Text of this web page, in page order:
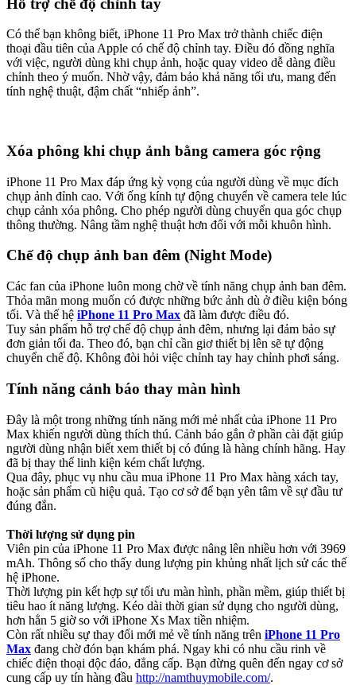
Có thể bạn không biết, iPhone 11 Pro Max trở thành chiếc điện
thoại đầu tiên của Apple có chế độ chỉnh tay. Điều đó đồng nghĩa
với việc, người dùng khi chụp ảnh, hoặc quay video dễ dàng điều
chỉnh theo ý muốn. Nhờ vậy, đảm bảo khả năng tối ưu, mang đến
tính nghệ thuật, đậm chất “nhiếp ảnh”.
Xóa phông khi chụp ảnh bằng camera góc rộng
iPhone 11 Pro Max đáp ứng kỳ vọng của người dùng về mục đích
chụp ảnh đỉnh cao. Với ống kính tự động chuyển về camera tele lúc
chụp cảnh xóa phông. Cho phép người dùng chuyển qua góc chụp
thông thường. Nâng tầm nghệ thuật hơn đối với mỗi khuôn hình.
Chế độ chụp ảnh ban đêm (Night Mode)
Các fan của iPhone luôn mong chờ về tính năng chụp ảnh ban đêm.
Thỏa mãn mong muốn có được những bức ảnh dù ở điều kiện bóng
tối. Và thế hệ iPhone 11 Pro Max đã làm được điều đó.
Tuy sản phẩm hỗ trợ chế độ chụp ảnh đêm, nhưng lại đảm bảo sự
đơn giản tối đa. Theo đó, bạn chỉ cần giơ thiết bị lên sẽ tự động
chuyển chế độ. Không đòi hỏi việc chỉnh tay hay chỉnh phơi sáng.
Tính năng cảnh báo thay màn hình
Đây là một trong những tính năng mới mẻ nhất của iPhone 11 Pro
Max khiến người dùng thích thú. Cảnh báo gắn ở phần cài đặt giúp
người dùng nhận biết xem thiết bị có đúng là hàng chính hãng. Hay
đã bị thay thế linh kiện kém chất lượng.
Qua đây, phục vụ nhu cầu mua iPhone 11 Pro Max hàng xách tay,
hoặc sản phẩm cũ hiệu quả. Tạo cơ sở để bạn yên tâm về sự đầu tư
đúng đắn.
Thời lượng sử dụng pin
Viên pin của iPhone 11 Pro Max được nâng lên nhiều hơn với 3969
mAh. Thông số cho thấy dung lượng pin khủng nhất lịch sử các thế
hệ iPhone.
Thời lượng pin kết hợp sự tối ưu màn hình, phần mềm, giúp thiết bị
tiêu hao ít năng lượng. Kéo dài thời gian sử dụng cho người dùng,
hơn hẳn 5 giờ so với iPhone Xs Max tiền nhiệm.
Còn rất nhiều sự thay đổi mới mẻ về tính năng trên iPhone 11 Pro
Max đang chờ đón bạn khám phá. Ngay khi có nhu cầu rinh về
chiếc điện thoại độc đáo, đẳng cấp. Bạn đừng quên đến ngay cơ sở
cung cấp uy tín hàng đầu http://namthuymobile.com/.